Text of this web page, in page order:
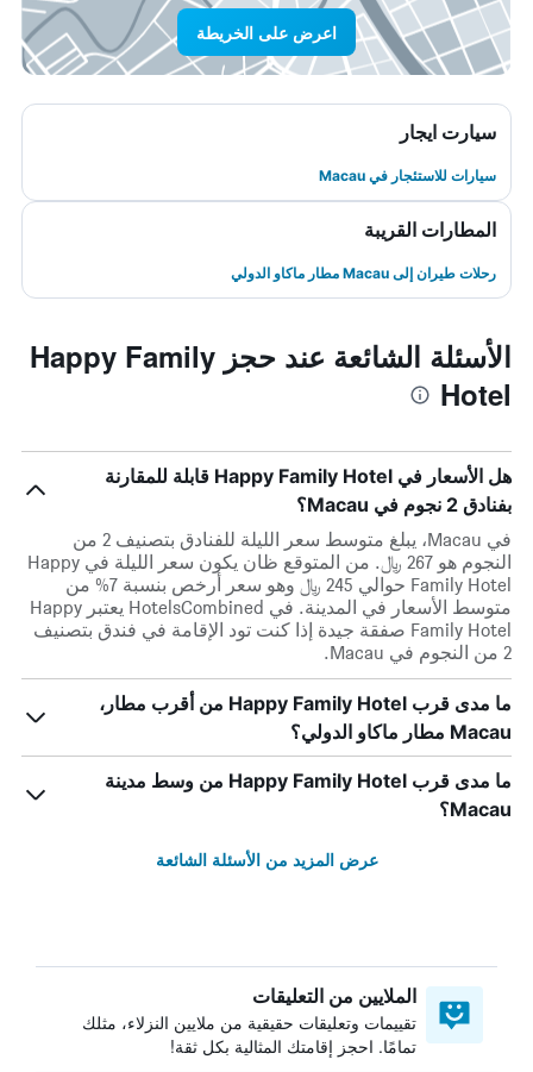
اعرض على الخريطة
سيارت ايجار
سيارات للاستئجار في Macau
المطارات القريبة
رحلات طيران إلى Macau مطار ماكاو الدولي
الأسئلة الشائعة عند حجز Happy Family
Hotel
هل الأسعار في Happy Family Hotel قابلة للمقارنة
بفنادق 2 نجوم في Macau؟
في Macau، يبلغ متوسط ​​سعر الليلة للفنادق بتصنيف 2 من
النجوم هو 267 ﷼. من المتوقع ظان يكون سعر الليلة في Happy
Family Hotel حوالي 245 ﷼ وهو سعر أرخص بنسبة 7% من
متوسط الأسعار في المدينة. في HotelsCombined يعتبر Happy
Family Hotel صفقة جيدة إذا كنت تود الإقامة في فندق بتصنيف
2 من النجوم في Macau.
ما مدى قرب Happy Family Hotel من أقرب مطار،
Macau مطار ماكاو الدولي؟
ما مدى قرب Happy Family Hotel من وسط مدينة
Macau؟
عرض المزيد من الأسئلة الشائعة
الملايين من التعليقات
تقييمات وتعليقات حقيقية من ملايين النزلاء، مثلك
تمامًا. احجز إقامتك المثالية بكل ثقة!